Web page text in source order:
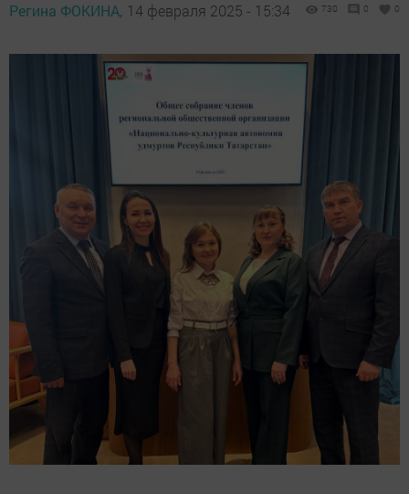
Регина ФОКИНА, 14 февраля 2025 - 15:34 730 0 0